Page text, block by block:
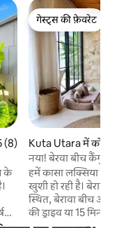
रेटिंग 5 में से 5, 8 समीक्षाएँ
(8)
के
गेस्ट्स की फ़ेवरेट
गेस्ट्स की फ़ेवरेट
Kuta Utara में कोठी
नया! बेरवा बीच कैंगु के
हमें कासा लक्सिया
खुशी हो रही है।
स्थित, बेरावा बीच
की ड्राइव या 15 मिनट